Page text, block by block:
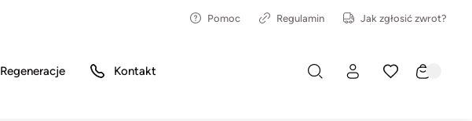
Pomoc Regulamin Jak zgłosić zwrot?
Regeneracje Kontakt